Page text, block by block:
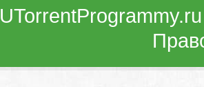
UTorrentProgrammy.ru